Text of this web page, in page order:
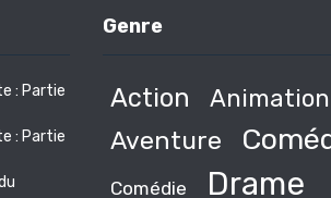
: Partie
: Partie
Genre
Action
Animation
Aventure
Comédie Drame